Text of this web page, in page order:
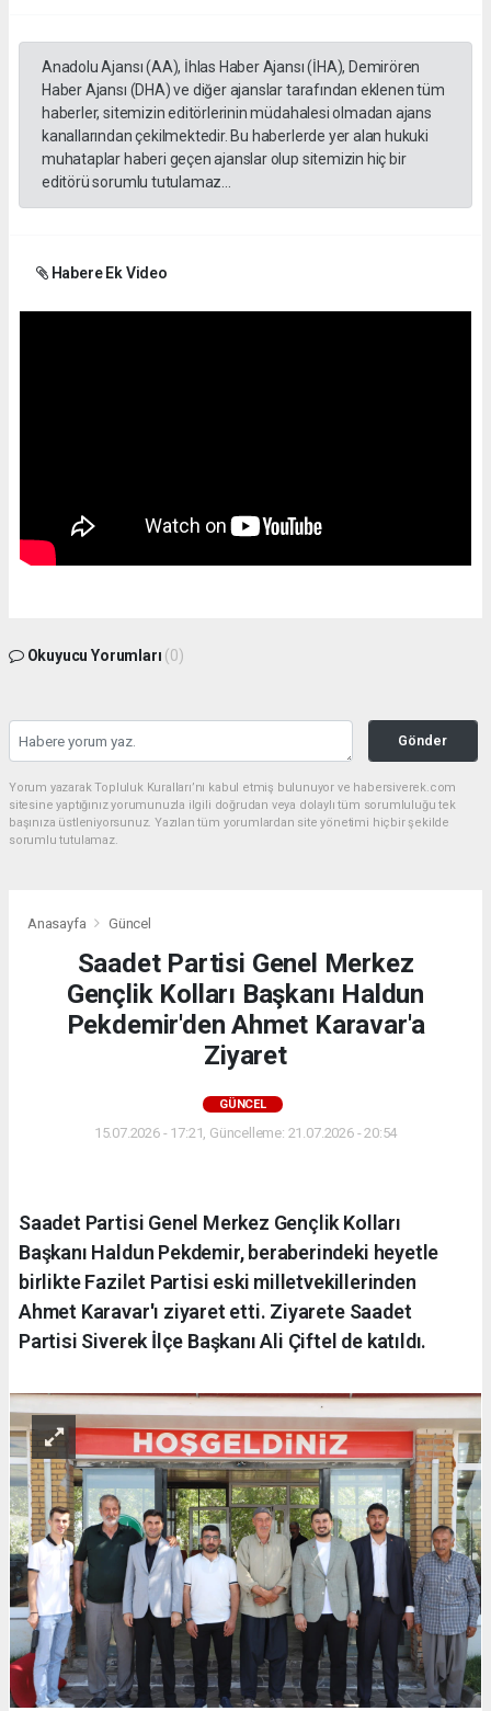
Anadolu Ajansı (AA), İhlas Haber Ajansı (İHA), Demirören
Haber Ajansı (DHA) ve diğer ajanslar tarafından eklenen tüm
haberler, sitemizin editörlerinin müdahalesi olmadan ajans
kanallarından çekilmektedir. Bu haberlerde yer alan hukuki
muhataplar haberi geçen ajanslar olup sitemizin hiç bir
editörü sorumlu tutulamaz...
Habere Ek Video
Okuyucu Yorumları (0)
Gönder
Yorum yazarak Topluluk Kuralları’nı kabul etmiş bulunuyor ve habersiverek.com
sitesine yaptığınız yorumunuzla ilgili doğrudan veya dolaylı tüm sorumluluğu tek
başınıza üstleniyorsunuz. Yazılan tüm yorumlardan site yönetimi hiçbir şekilde
sorumlu tutulamaz.
Anasayfa Güncel
Saadet Partisi Genel Merkez
Gençlik Kolları Başkanı Haldun
Pekdemir'den Ahmet Karavar'a
Ziyaret
GÜNCEL
15.07.2026 - 17:21, Güncelleme: 21.07.2026 - 20:54
Saadet Partisi Genel Merkez Gençlik Kolları
Başkanı Haldun Pekdemir, beraberindeki heyetle
birlikte Fazilet Partisi eski milletvekillerinden
Ahmet Karavar'ı ziyaret etti. Ziyarete Saadet
Partisi Siverek İlçe Başkanı Ali Çiftel de katıldı.